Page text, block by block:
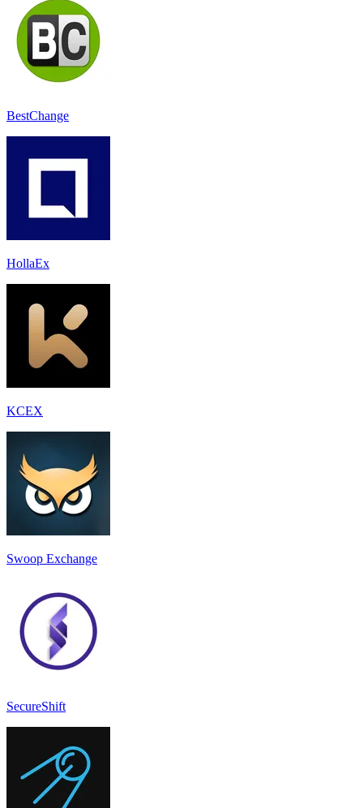
BestChange
HollaEx
KCEX
Swoop Exchange
SecureShift